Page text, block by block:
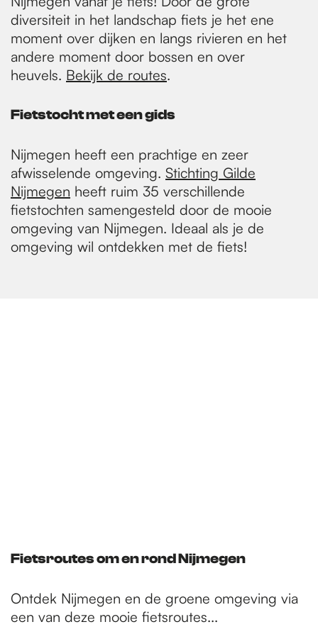
diversiteit in het landschap fiets je het ene
moment over dijken en langs rivieren en het
andere moment door bossen en over
heuvels. Bekijk de routes.
Fietstocht met een gids
Nijmegen heeft een prachtige en zeer
afwisselende omgeving. Stichting Gilde
Nijmegen heeft ruim 35 verschillende
fietstochten samengesteld door de mooie
omgeving van Nijmegen. Ideaal als je de
omgeving wil ontdekken met de fiets!
Fietsroutes om en rond Nijmegen
Ontdek Nijmegen en de groene omgeving via
een van deze mooie fietsroutes...